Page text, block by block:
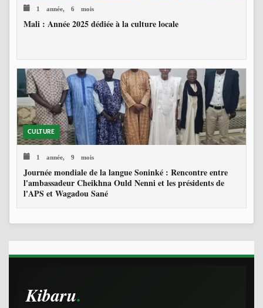
1 année, 6 mois
Mali : Année 2025 dédiée à la culture locale
CULTURE
1 année, 9 mois
Journée mondiale de la langue Soninké : Rencontre entre
l'ambassadeur Cheikhna Ould Nenni et les présidents de
l'APS et Wagadou Sané
Kibaru